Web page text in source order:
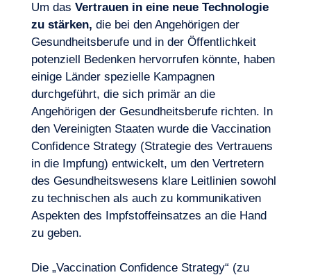
Um das Vertrauen in eine neue Technologie
zu stärken, die bei den Angehörigen der
Gesundheitsberufe und in der Öffentlichkeit
potenziell Bedenken hervorrufen könnte, haben
einige Länder spezielle Kampagnen
durchgeführt, die sich primär an die
Angehörigen der Gesundheitsberufe richten. In
den Vereinigten Staaten wurde die Vaccination
Confidence Strategy (Strategie des Vertrauens
in die Impfung) entwickelt, um den Vertretern
des Gesundheitswesens klare Leitlinien sowohl
zu technischen als auch zu kommunikativen
Aspekten des Impfstoffeinsatzes an die Hand
zu geben.
Die „Vaccination Confidence Strategy“ (zu